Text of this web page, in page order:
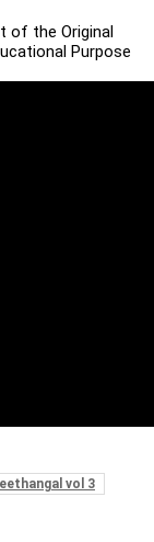
of the Original
Purpose
vol 3